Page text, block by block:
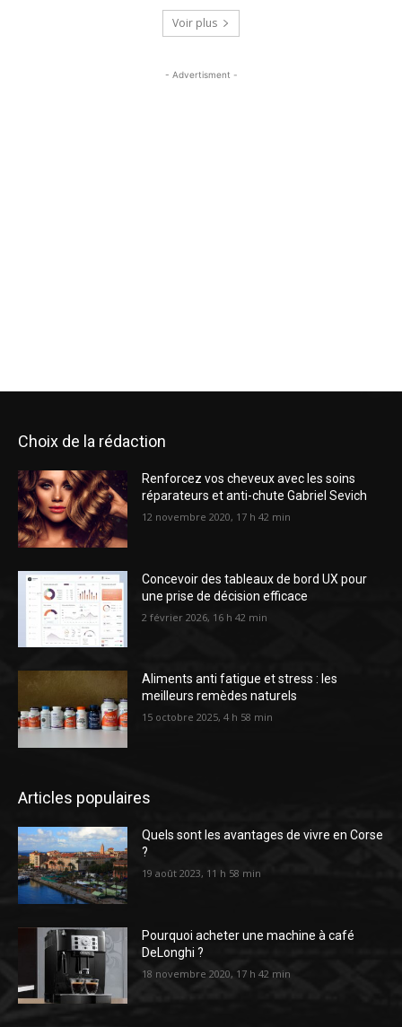
Voir plus
- Advertisment -
Choix de la rédaction
Renforcez vos cheveux avec les soins
réparateurs et anti-chute Gabriel Sevich
12 novembre 2020, 17 h 42 min
Concevoir des tableaux de bord UX pour
une prise de décision efficace
2 février 2026, 16 h 42 min
Aliments anti fatigue et stress : les
meilleurs remèdes naturels
15 octobre 2025, 4 h 58 min
Articles populaires
Quels sont les avantages de vivre en Corse
?
19 août 2023, 11 h 58 min
Pourquoi acheter une machine à café
DeLonghi ?
18 novembre 2020, 17 h 42 min